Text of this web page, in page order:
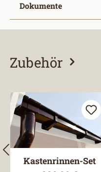
Dokumente
Zubehör
Kastenrinnen-Set